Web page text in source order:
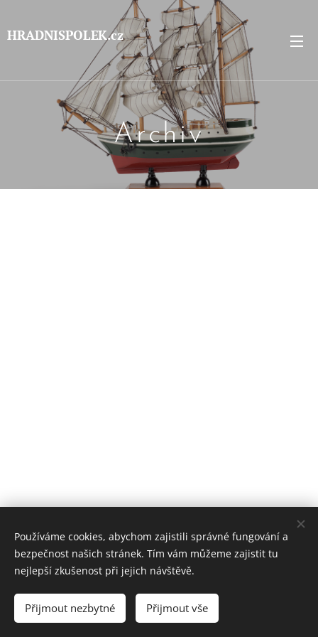
HRADNISPOLEK.cz
Archiv
Hradní Spolek, Vranovská 19, Brno 614 00, +420 602 736 953
Cookies
Jazyky
Čeština
English
Používáme cookies, abychom zajistili správné fungování a
bezpečnost našich stránek. Tím vám můžeme zajistit tu
nejlepší zkušenost při jejich návštěvě.
Přijmout nezbytné Přijmout vše